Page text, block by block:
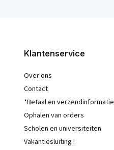
Klantenservice
Over ons
Contact
*Betaal en verzendinformatie
Ophalen van orders
Scholen en universiteiten
Vakantiesluiting !